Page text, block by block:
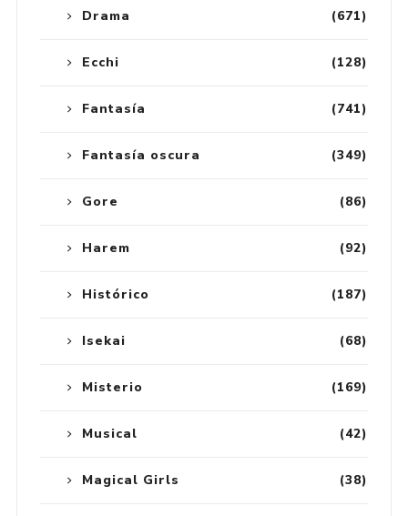
(671)
Drama
(128)
Ecchi
(741)
Fantasía
(349)
Fantasía oscura
(86)
Gore
(92)
Harem
(187)
Histórico
(68)
Isekai
(169)
Misterio
(42)
Musical
(38)
Magical Girls